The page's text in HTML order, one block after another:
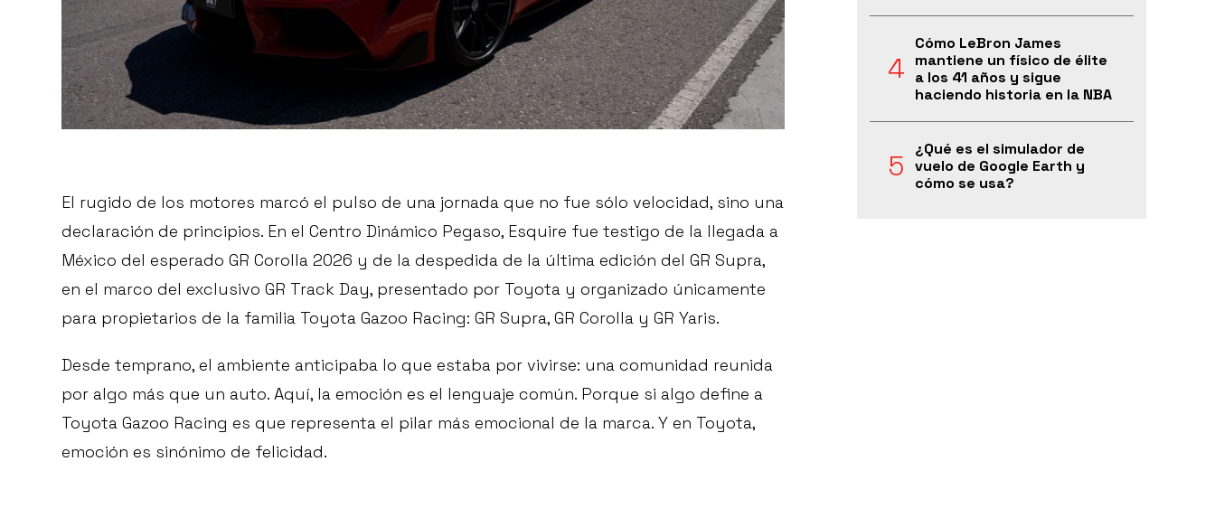
El rugido de los motores marcó el pulso de una jornada que no fue sólo velocidad, sino una
declaración de principios. En el Centro Dinámico Pegaso, Esquire fue testigo de la llegada a
México del esperado GR Corolla 2026 y de la despedida de la última edición del GR Supra,
en el marco del exclusivo GR Track Day, presentado por Toyota y organizado únicamente
para propietarios de la familia Toyota Gazoo Racing: GR Supra, GR Corolla y GR Yaris.
Desde temprano, el ambiente anticipaba lo que estaba por vivirse: una comunidad reunida
por algo más que un auto. Aquí, la emoción es el lenguaje común. Porque si algo define a
Toyota Gazoo Racing es que representa el pilar más emocional de la marca. Y en Toyota,
emoción es sinónimo de felicidad.
Cómo LeBron James
mantiene un físico de élite
a los 41 años y sigue
haciendo historia en la NBA
¿Qué es el simulador de
vuelo de Google Earth y
cómo se usa?